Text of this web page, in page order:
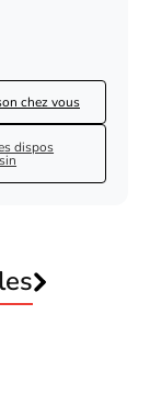
chez vous
dispos